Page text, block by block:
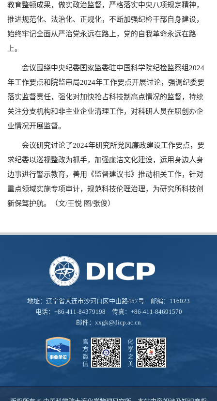
教育整顿成果，做实政治监督，严格落实中央八项规定精神，
推进规范化、法治化、正规化，不断加强纪检干部自身建设，
始终牢记全面从严治党永远在路上，党的自我革命永远在路
上。
会议围绕中央纪委国家监委驻中国科学院纪检监察组 2024
年工作要点和院监审局2024年工作要点开展讨论，强调纪委要
落实监督责任，强化对加快抢占科技制高点情况的监督，持续
关注分支机构和非主业企业清理工作，对科研人员在职创办企
业情况开展监督。
会议研究讨论了2024年研究所党风廉政建设工作要点，要
求纪委以巡视整改为抓手，加强廉洁文化建设，运用身边人身
边事进行警示教育，善用《监督建议书》推动相关工作，针对
重点领域实施专项审计，规范科技伦理治理，为研究所科技创
新保驾护航。（文/王悦 图/张俊）
地址：辽宁省大连市沙河口区中山路457号 邮编：116023
电话：+86-411-84379198 传真：+86-411-84691570
邮件： xxgk@dicp.ac.cn